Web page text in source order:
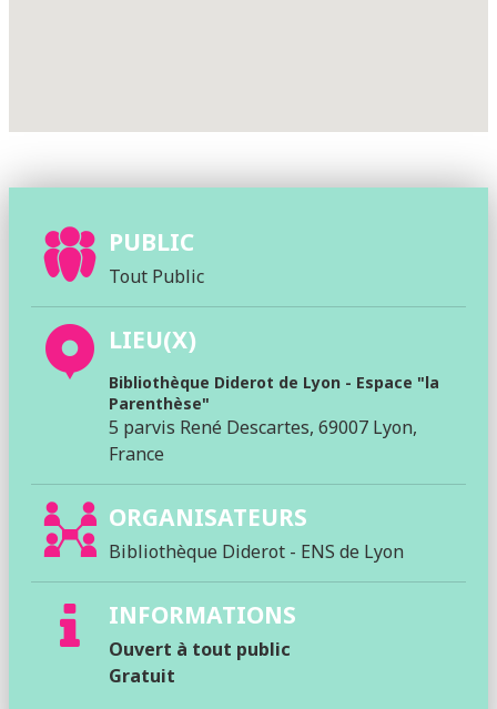
PUBLIC
Tout Public
LIEU(X)
Bibliothèque Diderot de Lyon - Espace "la
Parenthèse"
5 parvis René Descartes, 69007 Lyon,
France
ORGANISATEURS
Bibliothèque Diderot - ENS de Lyon
INFORMATIONS
Ouvert à tout public
Gratuit